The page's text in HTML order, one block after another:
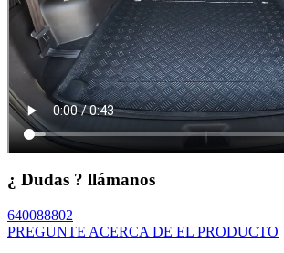
¿ Dudas ? llámanos
640088802
PREGUNTE ACERCA DE EL PRODUCTO